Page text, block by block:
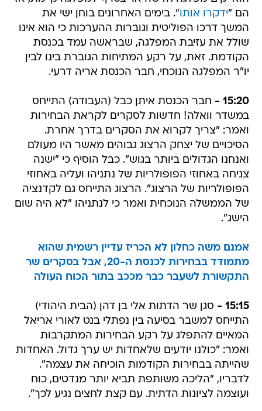
הם "ידקרו אותו". בימים האחרונים בוחן ישי את
המשך דרכו הפוליטית וגוברות ההערכות כי הוא אינו
שולל את עזיבת המפלגה, שבראשה עמד בכנסת
הקודמת. זאת, על רקע המתיחות הגוברת בינו לבין
יו"ר המפלגה הנוכחי, חבר הכנסת אריה דרעי.
15:20 -
חבר הכנסת איתן כבל (העבודה) התייחס
במשדר וואלה! חדשות לסקרים לקראת הבחירות
ואמר: "צריך לקרוא את הסקרים בדרך אחרת.
הסיכויים של יצחק הרצוג גבוהים מאשר היו מעולם
ואנחנו הגדולים ביותר בגוש". כבל הוסיף כי "ישנה
צניחה באחוזי הפופולריות של נתניהו ועליה באחוזי
הפופולריות של הרצוג". הרצוג התייחס גם לקדנציה
של הממשלה הנוכחית ואמר כי לנתניהו "לא היה שום
הישג".
אמנם משה כחלון לא הכריז עדיין רשמית שהוא
מתמודד בבחירות לכנסת ה-20, אבל בסקרים שר
התקשורת לשעבר כבר מככב בתור הכוח העולה
15:15 -
סגן שר הדתות אלי בן דהן (הבית היהודי)
התייחס למשבר בסיעה בין נפתלי בנט לאורי אריאל
המאיים להתפלג על רקע הבחירות המתקרבות
ואמר: "כולנו יודעים שלאחדות יש ערך גדול. האחדות
שהייתה בבחירות הקודמות הוכיחה את עצמה".
לדבריו, "הליכה משותפת תביא יותר מנדטים, כוח
ועוצמה לציונות הדתית. עם קצת לחצים נגיע לכך".